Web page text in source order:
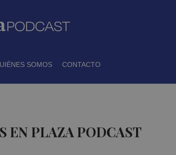
SOMOS CONTACTO
EN PLAZA PODCAST